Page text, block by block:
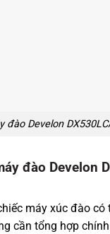
đào Develon
đào Develon
máy xúc đào có
cần tổng hợp